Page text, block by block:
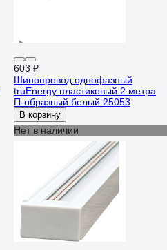
603 ₽
Шинопровод однофазный
truEnergy пластиковый 2 метра
П-образный белый 25053
В корзину
Нет в наличии